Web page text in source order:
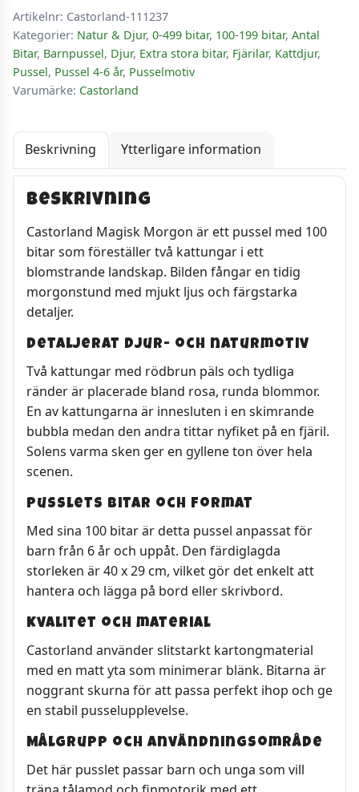
Artikelnr: Castorland-111237
Kategorier: Natur & Djur, 0-499 bitar, 100-199 bitar, Antal
Bitar, Barnpussel, Djur, Extra stora bitar, Fjärilar, Kattdjur,
Pussel, Pussel 4-6 år, Pusselmotiv
Varumärke: Castorland
Beskrivning Ytterligare information
Beskrivning
Castorland Magisk Morgon är ett pussel med 100
bitar som föreställer två kattungar i ett
blomstrande landskap. Bilden fångar en tidig
morgonstund med mjukt ljus och färgstarka
detaljer.
Detaljerat djur- och naturmotiv
Två kattungar med rödbrun päls och tydliga
ränder är placerade bland rosa, runda blommor.
En av kattungarna är innesluten i en skimrande
bubbla medan den andra tittar nyfiket på en fjäril.
Solens varma sken ger en gyllene ton över hela
scenen.
Pusslets bitar och format
Med sina 100 bitar är detta pussel anpassat för
barn från 6 år och uppåt. Den färdiglagda
storleken är 40 x 29 cm, vilket gör det enkelt att
hantera och lägga på bord eller skrivbord.
Kvalitet och material
Castorland använder slitstarkt kartongmaterial
med en matt yta som minimerar blänk. Bitarna är
noggrant skurna för att passa perfekt ihop och ge
en stabil pusselupplevelse.
Målgrupp och användningsområde
Det här pusslet passar barn och unga som vill